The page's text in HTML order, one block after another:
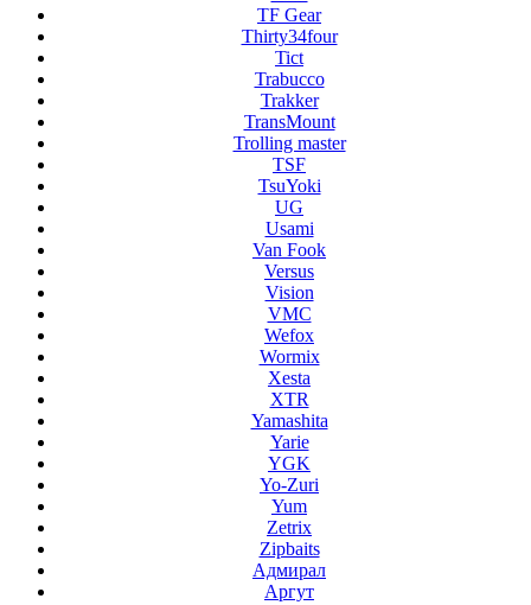
TF Gear
Thirty34four
Tict
Trabucco
Trakker
TransMount
Trolling master
TSF
TsuYoki
UG
Usami
Van Fook
Versus
Vision
VMC
Wefox
Wormix
Xesta
XTR
Yamashita
Yarie
YGK
Yo-Zuri
Yum
Zetrix
Zipbaits
Адмирал
Аргут